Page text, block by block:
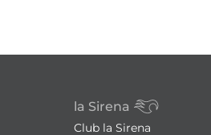
la Sirena
Club la Sirena